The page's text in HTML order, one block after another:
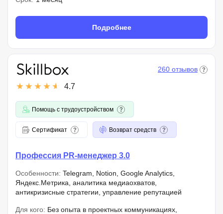
Подробнее
4.7
260 отзывов
Помощь с трудоустройством
Сертификат Возврат средств
Профессия PR-менеджер 3.0
Особенности: Telegram, Notion, Google Analytics,
Яндекс.Метрика, аналитика медиаохватов,
антикризисные стратегии, управление репутацией
Для кого: Без опыта в проектных коммуникациях,